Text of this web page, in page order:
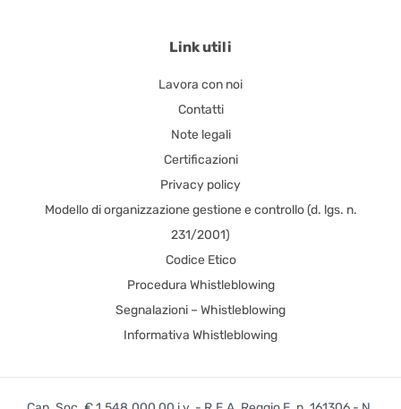
Link utili
Lavora con noi
Contatti
Note legali
Certificazioni
Privacy policy
Modello di organizzazione gestione e controllo (d. lgs. n.
231/2001)
Codice Etico
Procedura Whistleblowing
Segnalazioni – Whistleblowing
Informativa Whistleblowing